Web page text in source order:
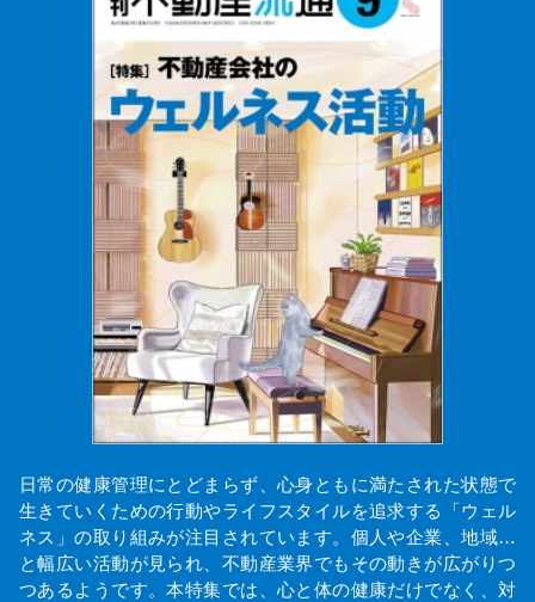
日常の健康管理にとどまらず、心身ともに満たされた状態で
生きていくための行動やライフスタイルを追求する「ウェル
ネス」の取り組みが注目されています。個人や企業、地域…
と幅広い活動が見られ、不動産業界でもその動きが広がりつ
つあるようです。本特集では、心と体の健康だけでなく、対